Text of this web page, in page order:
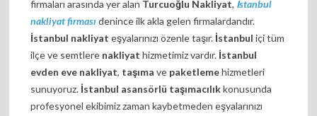
firmaları arasında yer alan Turcuoğlu Nakliyat, İstanbul
nakliyat firması denince ilk akla gelen firmalardandır.
İstanbul nakliyat eşyalarınızı özenle taşır. İstanbul içi tüm
ilçe ve semtlere nakliyat hizmetimiz vardır. İstanbul
evden eve nakliyat, taşıma ve paketlemehizmetleri
sunuyoruz. İstanbul asansörlü taşımacılıkkonusunda
profesyonel ekibimiz zaman kaybetmeden eşyalarınızı